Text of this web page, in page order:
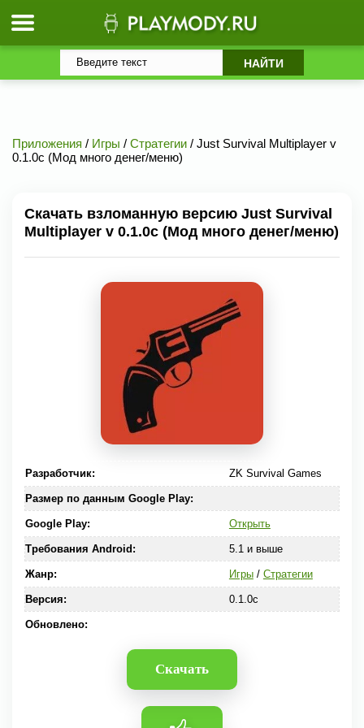
Приложения / Игры / Стратегии / Just Survival Multiplayer v
0.1.0c (Мод много денег/меню)
Скачать взломанную версию Just Survival
Multiplayer v 0.1.0c (Мод много денег/меню)
Разработчик: ZK Survival Games
Размер по данным Google Play:
Google Play: Открыть
Требования Android: 5.1 и выше
Жанр: Игры/ Стратегии
Версия: 0.1.0c
Обновлено:
Скачать